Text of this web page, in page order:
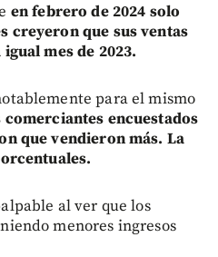
en febrero de 2024 solo
creyeron que sus ventas
mes de 2023.
para el mismo
comerciantes encuestados
que vendieron más. La
al ver que los
menores ingresos